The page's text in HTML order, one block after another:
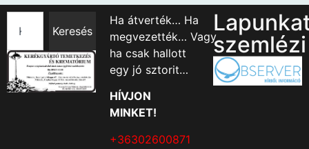
Keresés
Ha átverték… Ha
megvezették… Vagy
ha csak hallott
egy jó sztorit…
HÍVJON
MINKET!
+36302600871
szemlézi